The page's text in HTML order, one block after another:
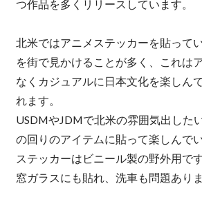
つ作品を多くリリースしています。
北米ではアニメステッカーを貼って
を街で見かけることが多く、これは
なくカジュアルに日本文化を楽しん
れます。
USDMやJDMで北米の雰囲気出した
の回りのアイテムに貼って楽しんで
ステッカーはビニール製の野外用で
窓ガラスにも貼れ、洗車も問題ありま